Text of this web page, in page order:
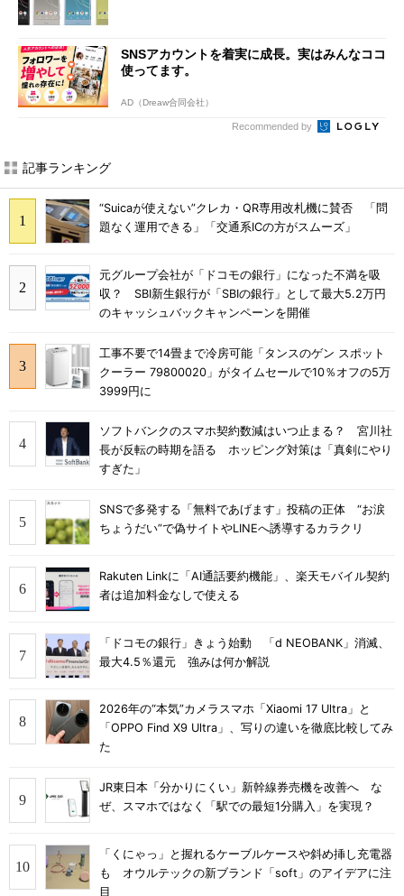
SNSアカウントを着実に成長。実はみんなココ
使ってます。
AD（Dreaw合同会社）
Recommended by
記事ランキング
“Suicaが使えない”クレカ・QR専用改札機に賛否 「問
題なく運用できる」「交通系ICの方がスムーズ」
元グループ会社が「ドコモの銀行」になった不満を吸
収？ SBI新生銀行が「SBIの銀行」として最大5.2万円
のキャッシュバックキャンペーンを開催
工事不要で14畳まで冷房可能「タンスのゲン スポット
クーラー 79800020」がタイムセールで10％オフの5万
3999円に
ソフトバンクのスマホ契約数減はいつ止まる？ 宮川社
長が反転の時期を語る ホッピング対策は「真剣にやり
すぎた」
SNSで多発する「無料であげます」投稿の正体 “お涙
ちょうだい”で偽サイトやLINEへ誘導するカラクリ
Rakuten Linkに「AI通話要約機能」、楽天モバイル契約
者は追加料金なしで使える
「ドコモの銀行」きょう始動 「d NEOBANK」消滅、
最大4.5％還元 強みは何か解説
2026年の“本気”カメラスマホ「Xiaomi 17 Ultra」と
「OPPO Find X9 Ultra」、写りの違いを徹底比較してみ
た
JR東日本「分かりにくい」新幹線券売機を改善へ な
ぜ、スマホではなく「駅での最短1分購入」を実現？
「くにゃっ」と握れるケーブルケースや斜め挿し充電器
も オウルテックの新ブランド「soft」のアイデアに注
目